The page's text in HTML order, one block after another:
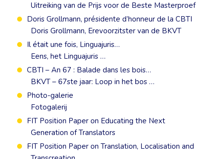
Uitreiking van de Prijs voor de Beste Masterproef
Doris Grollmann, présidente d’honneur de la CBTI
Doris Grollmann, Erevoorzitster van de BKVT
Il était une fois, Linguajuris…
Eens, het Linguajuris …
CBTI – An 67 : Balade dans les bois…
BKVT – 67ste jaar: Loop in het bos …
Photo-galerie
Fotogalerij
FIT Position Paper on Educating the Next
Generation of Translators
FIT Position Paper on Translation, Localisation and